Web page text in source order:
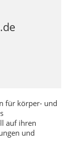
für körper- und
auf ihren
und